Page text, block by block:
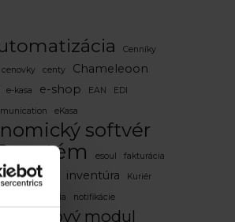
Cenníky
cenovky centy Chameleoon
e-kasa e-shop EAN
EDI
eKasa
softvér
systém esoul fakturácia
akcie inventúra
Kuriér
notifikácia notifikácie
modul